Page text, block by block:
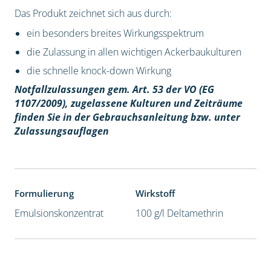
Das Produkt zeichnet sich aus durch:
ein besonders breites Wirkungsspektrum
die Zulassung in allen wichtigen Ackerbaukulturen
die schnelle knock-down Wirkung
Notfallzulassungen gem. Art. 53 der VO (EG
1107/2009), zugelassene Kulturen und Zeiträume
finden Sie in der Gebrauchsanleitung bzw. unter
Zulassungsauflagen
Formulierung
Emulsionskonzentrat
Wirkstoff
100 g/l Deltamethrin